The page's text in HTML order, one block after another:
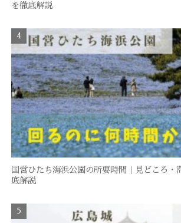
を徹底解説
国営ひたち海浜公園の所要時間｜見どころ・
底解説